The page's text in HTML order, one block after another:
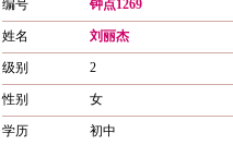
编号 钟点1269
姓名 刘丽杰
级别 2
性别 女
学历 初中